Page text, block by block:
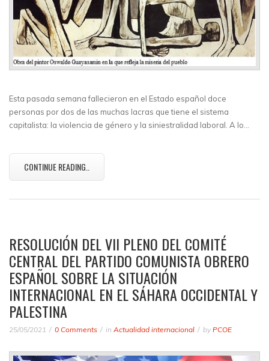
Esta pasada semana fallecieron en el Estado español doce
personas por dos de las muchas lacras que tiene el sistema
capitalista: la violencia de género y la siniestralidad laboral. A lo…
CONTINUE READING..
RESOLUCIÓN DEL VII PLENO DEL COMITÉ
CENTRAL DEL PARTIDO COMUNISTA OBRERO
ESPAÑOL SOBRE LA SITUACIÓN
INTERNACIONAL EN EL SÁHARA OCCIDENTAL Y
PALESTINA
25/05/2021 0 Comments in Actualidad internacional by PCOE